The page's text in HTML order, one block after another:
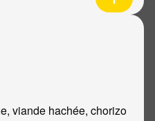
viande hachée, chorizo